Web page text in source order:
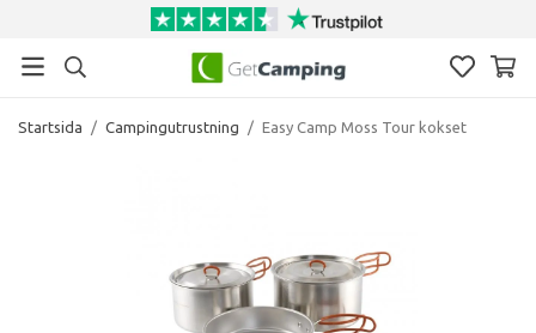
Startsida / Campingutrustning / Easy Camp Moss Tour kokset